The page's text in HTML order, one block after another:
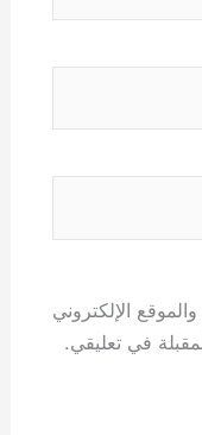
الإلكتروني
في تعليقي.